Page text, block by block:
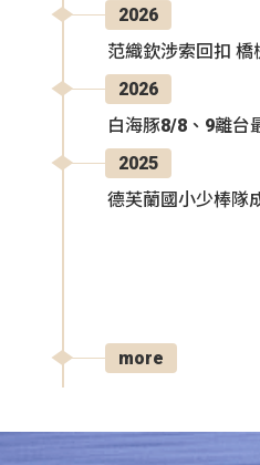
2026
范織欽涉索回扣
2026
白海豚8/8、9離台
2025
德芙蘭國小少棒隊
more